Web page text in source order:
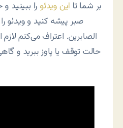
بر شما تا این ویدئورا ببینید
صبر پیشه کنید و ویدئو
الصابرین. اعتراف می‌کنم
حالت توقف یا پاوز ببرید و